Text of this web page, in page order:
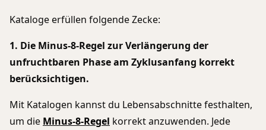
Kataloge erfüllen folgende Zecke:
1. Die Minus-8-Regel zur Verlängerung der
unfruchtbaren Phase am Zyklusanfang korrekt
berücksichtigen.
Mit Katalogen kannst du Lebensabschnitte festhalten,
um die Minus-8-Regel korrekt anzuwenden. Jede